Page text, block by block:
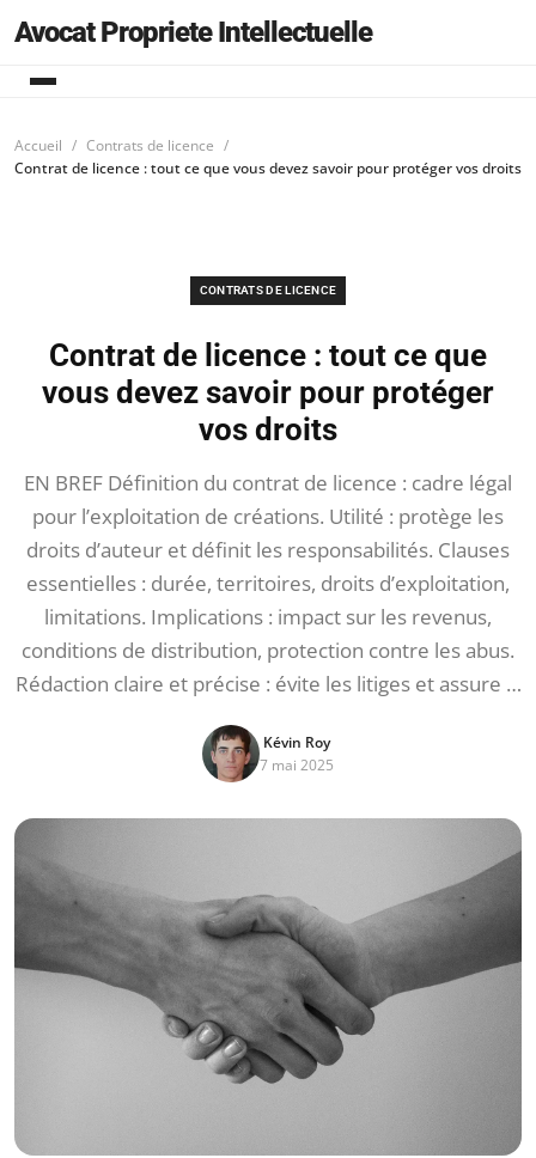
Avocat Propriete Intellectuelle
Accueil
Contrats de licence
Contrat de licence : tout ce que vous devez savoir pour protéger vos droits
CONTRATS DE LICENCE
Contrat de licence : tout ce que
vous devez savoir pour protéger
vos droits
EN BREF Définition du contrat de licence : cadre légal
pour l’exploitation de créations. Utilité : protège les
droits d’auteur et définit les responsabilités. Clauses
essentielles : durée, territoires, droits d’exploitation,
limitations. Implications : impact sur les revenus,
conditions de distribution, protection contre les abus.
Rédaction claire et précise : évite les litiges et assure …
Kévin Roy
7 mai 2025